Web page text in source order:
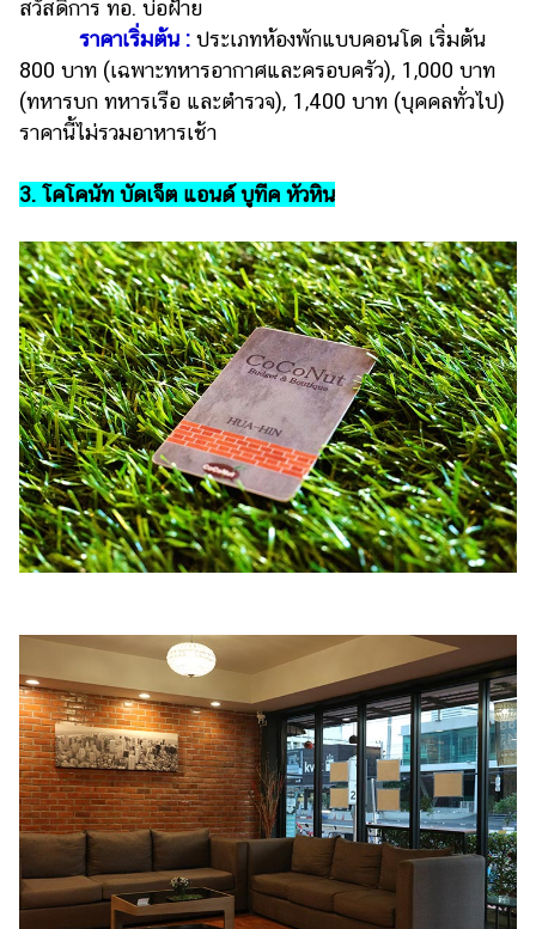
สวัสดิการ ทอ. บ่อฝ้าย
ราคาเริ่มต้น : ประเภทห้องพักแบบคอนโด เริ่มต้น
800 บาท (เฉพาะทหารอากาศและครอบครัว), 1,000 บาท
(ทหารบก ทหารเรือ และตำรวจ), 1,400 บาท (บุคคลทั่วไป)
ราคานี้ไม่รวมอาหารเช้า
3. โคโคนัท บัดเจ็ต แอนด์ บูทีค หัวหิน